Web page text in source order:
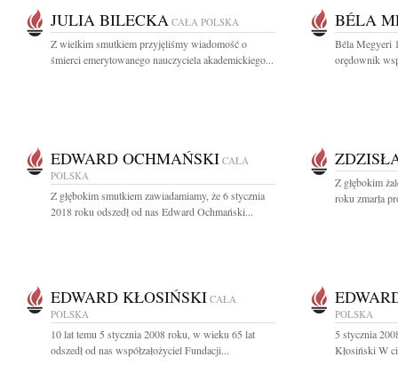
JULIA BILECKA CAŁA POLSKA
Z wielkim smutkiem przyjęliśmy wiadomość o
śmierci emerytowanego nauczyciela akademickiego...
BÉLA
Béla Megyeri
orędownik
EDWARD OCHMAŃSKI CAŁA
POLSKA
Z głębokim smutkiem zawiadamiamy, że 6 stycznia
2018 roku odszedł od nas Edward Ochmański...
Z głębokim
roku zmarła
EDWARD KŁOSIŃSKI CAŁA
POLSKA
10 lat temu 5 stycznia 2008 roku, w wieku 65 lat
odszedł od nas współzałożyciel Fundacji...
POLSKA
5 stycznia
Kłosiński W